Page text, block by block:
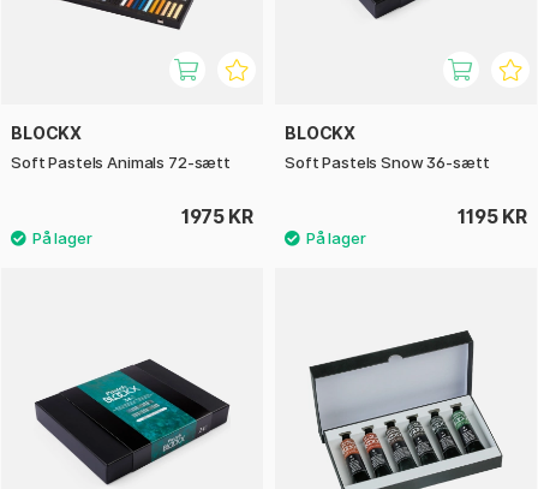
BLOCKX
Soft Pastels Animals 72-sætt
1975 KR
BLOCKX
Soft Pastels Snow 36-sætt
1195 KR